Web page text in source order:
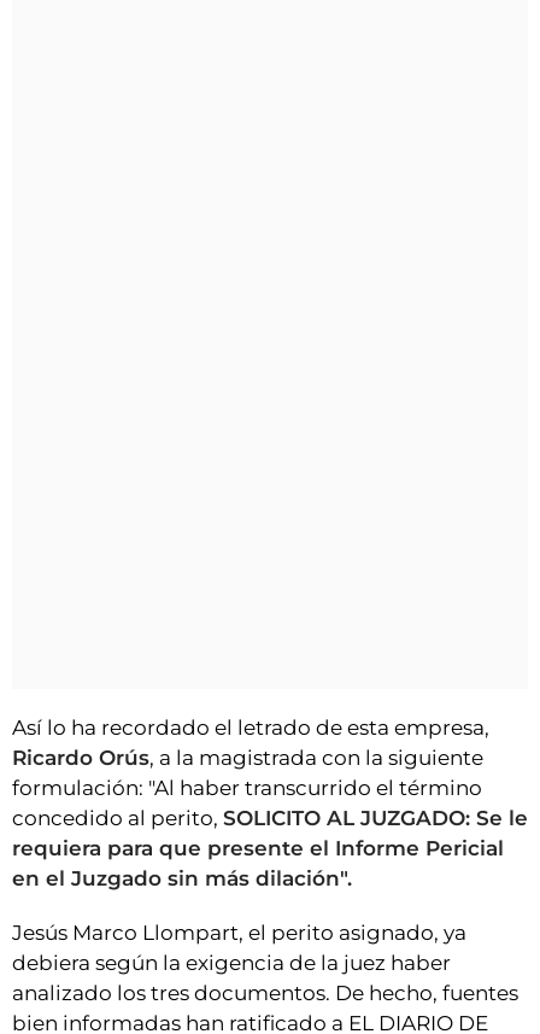
Así lo ha recordado el letrado de esta empresa,
Ricardo Orús, a la magistrada con la siguiente
formulación: "Al haber transcurrido el término
concedido al perito, SOLICITO AL JUZGADO: Se le
requiera para que presente el Informe Pericial
en el Juzgado sin más dilación".
Jesús Marco Llompart, el perito asignado, ya
debiera según la exigencia de la juez haber
analizado los tres documentos. De hecho, fuentes
bien informadas han ratificado a EL DIARIO DE